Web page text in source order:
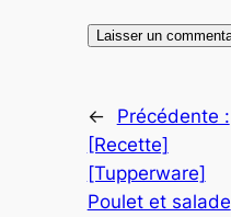
←
Précédente :
[Recette]
[Tupperware]
Poulet et salade